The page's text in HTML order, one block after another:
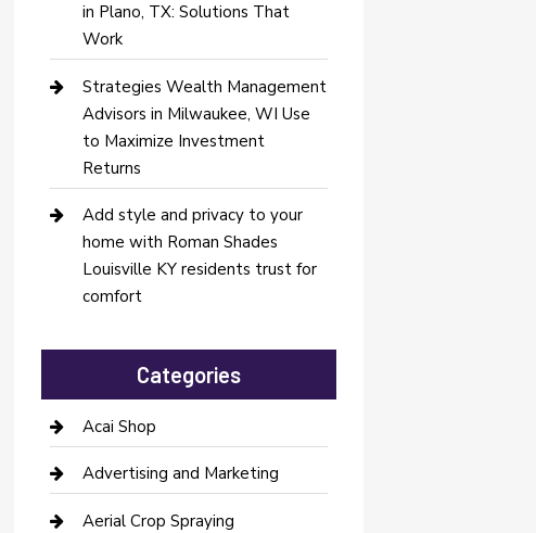
in Plano, TX: Solutions That
Work
Strategies Wealth Management
Advisors in Milwaukee, WI Use
to Maximize Investment
Returns
Add style and privacy to your
home with Roman Shades
Louisville KY residents trust for
comfort
Categories
Acai Shop
Advertising and Marketing
Aerial Crop Spraying